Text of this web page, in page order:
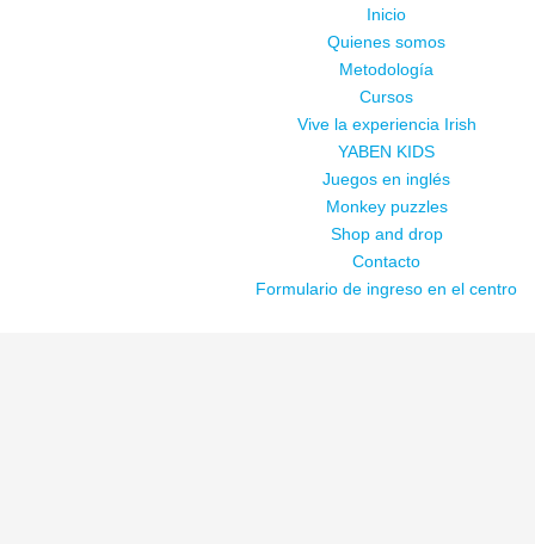
Inicio
Quienes somos
Metodología
Cursos
Vive la experiencia Irish
YABEN KIDS
Juegos en inglés
Monkey puzzles
Shop and drop
Contacto
Formulario de ingreso en el centro